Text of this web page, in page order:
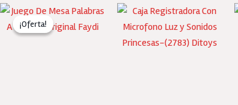
¡Oferta!
¡Oferta!